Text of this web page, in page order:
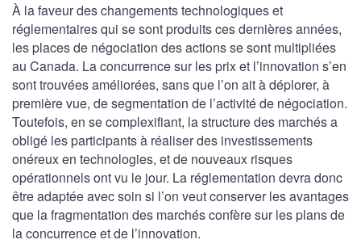
À la faveur des changements technologiques et
réglementaires qui se sont produits ces dernières années,
les places de négociation des actions se sont multipliées
au Canada. La concurrence sur les prix et l’innovation s’en
sont trouvées améliorées, sans que l’on ait à déplorer, à
première vue, de segmentation de l’activité de négociation.
Toutefois, en se complexifiant, la structure des marchés a
obligé les participants à réaliser des investissements
onéreux en technologies, et de nouveaux risques
opérationnels ont vu le jour. La réglementation devra donc
être adaptée avec soin si l’on veut conserver les avantages
que la fragmentation des marchés confère sur les plans de
la concurrence et de l’innovation.